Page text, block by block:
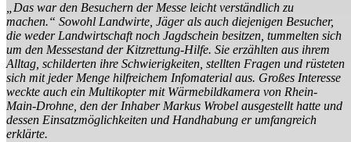
„Das war den Besuchern der Messe leicht verständlich zu
machen.“ Sowohl Landwirte, Jäger als auch diejenigen Besucher,
die weder Landwirtschaft noch Jagdschein besitzen, tummelten sich
um den Messestand der Kitzrettung-Hilfe. Sie erzählten aus ihrem
Alltag, schilderten ihre Schwierigkeiten, stellten Fragen und rüsteten
sich mit jeder Menge hilfreichem Infomaterial aus. Großes Interesse
weckte auch ein Multikopter mit Wärmebildkamera von Rhein-
Main-Drohne, den der Inhaber Markus Wrobel ausgestellt hatte und
dessen Einsatzmöglichkeiten und Handhabung er umfangreich
erklärte.